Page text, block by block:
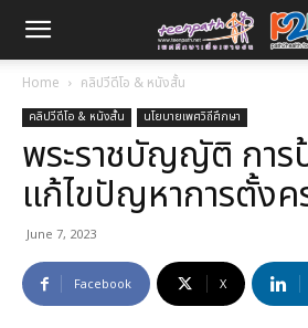
Home คลิปวีดีโอ & หนังสั้น
คลิปวีดีโอ & หนังสั้น นโยบายเพศวิถีศึกษา
พระราชบัญญัติ การ
แก้ไขปัญหาการตั้งค
June 7, 2023
Facebook X